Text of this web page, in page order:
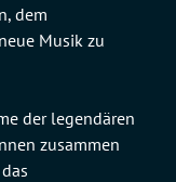
dem
Musik zu
der legendären
zusammen